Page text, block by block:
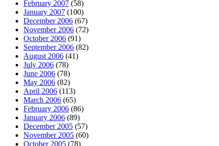
February 2007 (58)
January 2007 (100)
December 2006 (67)
November 2006 (72)
October 2006 (91)
September 2006 (82)
August 2006 (41)
July 2006 (78)
June 2006 (78)
May 2006 (82)
April 2006 (113)
March 2006 (65)
February 2006 (86)
January 2006 (89)
December 2005 (57)
November 2005 (60)
October 2005 (78)